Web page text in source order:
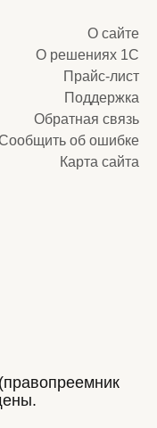
О сайте
О решениях 1С
Прайс-лист
Поддержка
Обратная связь
об ошибке
Карта сайта